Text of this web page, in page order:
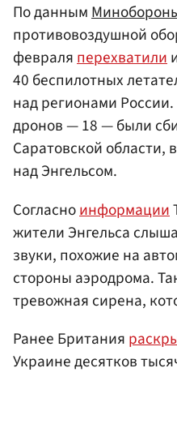
По данным
противовоздушной
февраляперехватили
40 беспилотных
над регионами
дронов — 18 — были
Саратовской области,
над Энгельсом.
Согласноинформации
жители Энгельса
звуки, похожие на
стороны аэродрома.
тревожная сирена,
Ранее Британия
Украине десятков